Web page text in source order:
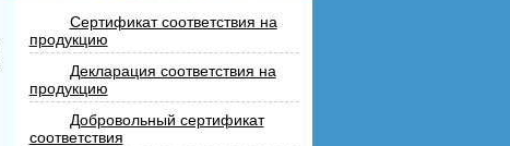
Сертификат соответствия на
продукцию
Декларация соответствия на
продукцию
Добровольный сертификат
соответствия